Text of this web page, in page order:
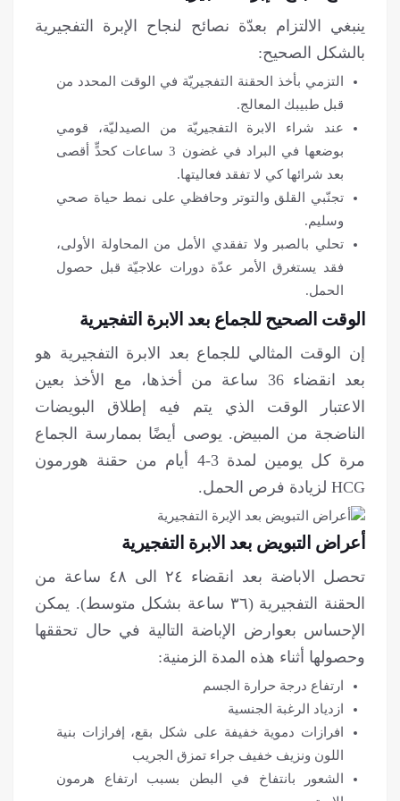
ينبغي الالتزام بعدّة نصائح لنجاح الإبرة التفجيرية
بالشكل الصحيح:
التزمي بأخذ الحقنة التفجيريّة في الوقت المحدد من
قبل طبيبك المعالج.
عند شراء الابرة التفجيريّة من الصيدليّة، قومي
بوضعها في البراد في غضون 3 ساعات كحدٍّ أقصى
بعد شرائها كي لا تفقد فعاليتها.
تجنّبي القلق والتوتر وحافظي على نمط حياة صحي
وسليم.
تحلي بالصبر ولا تفقدي الأمل من المحاولة الأولى،
فقد يستغرق الأمر عدّة دورات علاجيّة قبل حصول
الحمل.
الوقت الصحيح للجماع بعد الابرة التفجيرية
إن الوقت المثالي للجماع بعد الابرة التفجيرية هو
بعد انقضاء 36 ساعة من أخذها، مع الأخذ بعين
الاعتبار الوقت الذي يتم فيه إطلاق البويضات
الناضجة من المبيض. يوصى أيضًا بممارسة الجماع
مرة كل يومين لمدة 3-4 أيام من حقنة هورمون
HCG لزيادة فرص الحمل.
أعراض التبويض بعد الابرة التفجيرية
تحصل الاباضة بعد انقضاء ٢٤ الى ٤٨ ساعة من
الحقنة التفجيرية (٣٦ ساعة بشكل متوسط). يمكن
الإحساس بعوارض الإباضة التالية في حال تحققها
وحصولها أثناء هذه المدة الزمنية:
ارتفاع درجة حرارة الجسم
ازدیاد الرغبة الجنسية
افرازات دموية خفيفة على شكل بقع، إفرازات بنية
اللون ونزيف خفيف جراء تمزق الجريب
الشعور بانتفاخ في البطن بسبب ارتفاع هرمون